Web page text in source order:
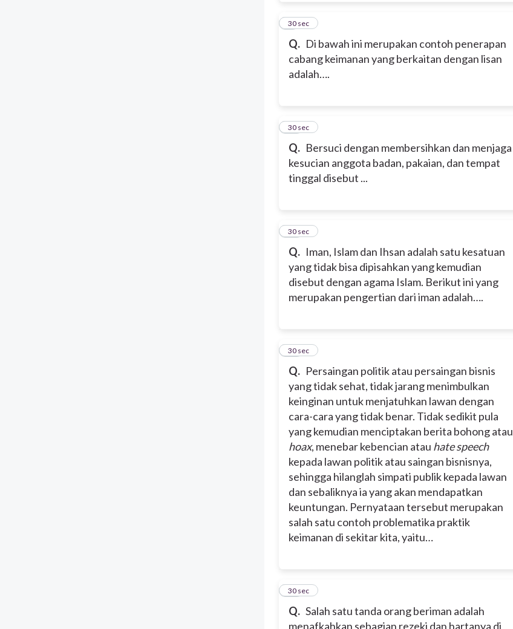
Q. Di bawah ini merupakan contoh penerapan
cabang keimanan yang berkaitan dengan lisan
adalah….
9
30 sec
Q. Bersuci dengan membersihkan dan menjaga
kesucian anggota badan, pakaian, dan tempat
tinggal disebut ...
10
30 sec
Q. Iman, Islam dan Ihsan adalah satu kesatuan
yang tidak bisa dipisahkan yang kemudian
disebut dengan agama Islam. Berikut ini yang
merupakan pengertian dari iman adalah….
11
30 sec
Q. Persaingan politik atau persaingan bisnis
yang tidak sehat, tidak jarang menimbulkan
keinginan untuk menjatuhkan lawan dengan
cara-cara yang tidak benar. Tidak sedikit pula
yang kemudian menciptakan berita bohong atau
hoax, menebar kebencian atau hate speech
kepada lawan politik atau saingan bisnisnya,
sehingga hilanglah simpati publik kepada lawan
dan sebaliknya ia yang akan mendapatkan
keuntungan. Pernyataan tersebut merupakan
salah satu contoh problematika praktik
keimanan di sekitar kita, yaitu…
12
30 sec
Q. Salah satu tanda orang beriman adalah
menafkahkan sebagian rezeki dan hartanya di
13
30 sec